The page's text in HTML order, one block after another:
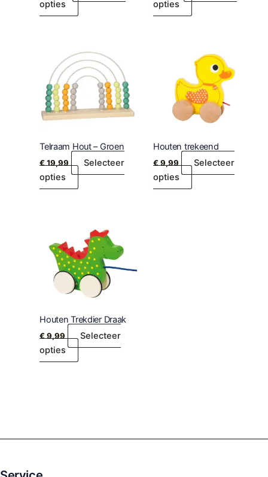
opties
opties
Telraam Hout – Groen
€19,99
Selecteer
opties
Houten trekeend
€9,99
Selecteer
opties
Houten Trekdier Draak
€9,99
Selecteer
opties